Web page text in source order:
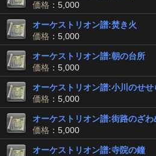
価格 ：5,000
オーケストリオン譜:焚き火
価格 ：5,000
オーケストリオン譜:朝の台所
価格 ：5,000
オーケストリオン譜:小川のせせ
価格 ：5,000
オーケストリオン譜:街路のざわ
価格 ：5,000
オーケストリオン譜:寺院の鐘